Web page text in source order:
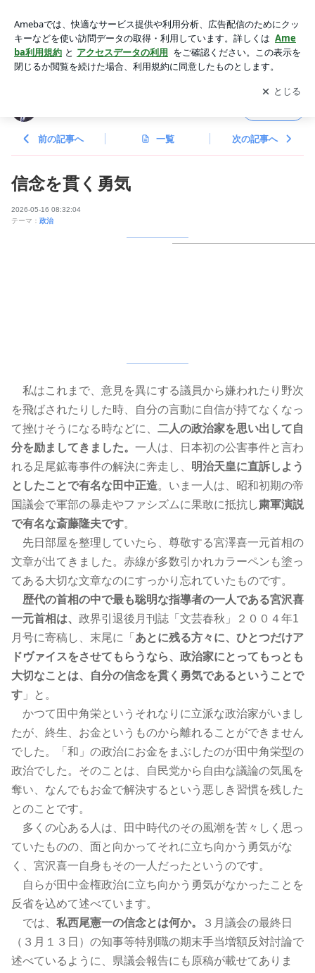
eba
アプリをダウンロードして ブログの更新通知
を受け取りまし
ょう。
開く
前の記事へ 一覧 次の記事へ
信念を貫く勇気
2026-05-16 08:32:04
テーマ： 政治
私はこれまで、意見を異にする議員から嫌われたり野次
を飛ばされたりした時、自分の言動に自信が持てなくなっ
て挫けそうになる時などに、 二人の政治家を思い出して自
分を励ましてきました。 一人は、日本初の公害事件と言わ
れる足尾鉱毒事件の解決に奔走し、 明治天皇に直訴しよう
としたことで有名な田中正造。いま一人は、昭和初期の帝
国議会で軍部の暴走やファシズムに果敢に抵抗し粛軍演説
で有名な斎藤隆夫です。
先日部屋を整理していたら、尊敬する宮澤喜一元首相の
文章が出てきました。赤線が多数引かれカラーペンも塗っ
てある大切な文章なのにすっかり忘れていたものです。
歴代の首相の中で最も聡明な指導者の一人である宮沢喜
一元首相は、 政界引退後月刊誌「文芸春秋」２００４年1
月号に寄稿し、末尾に「 あとに残る方々に、ひとつだけア
ドヴァイスをさせてもらうなら、政治家にとってもっとも
大切なことは、自分の信念を貫く勇気であるということで
す 」と。
かつて田中角栄というそれなりに立派な政治家がいまし
たが、終生、お金というものから離れることができません
でした。「和」の政治にお金をまぶしたのが田中角栄型の
政治でした。そのことは、自民党から自由な議論の気風を
奪い、なんでもお金で解決するという悪しき習慣を残した
とのことです。
多くの心ある人は、田中時代のその風潮を苦々しく思っ
ていたものの、面と向かってそれに立ち向かう勇気がな
く、宮沢喜一自身もその一人だったというのです。
自らが田中金権政治に立ち向かう勇気がなかったことを
反省を込めて述べています。
では、 私西尾憲一の信念とは何か。
３月議会の最終日
（３月１３日）の知事等特別職の期末手当増額反対討論で
述べているように、県議会報告にも原稿が載せてありま